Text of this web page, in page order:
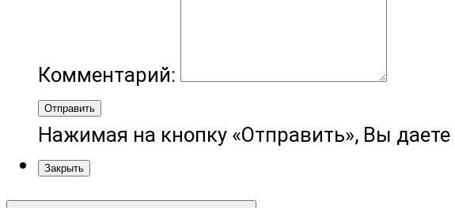
Комментарий:
Отправить
Нажимая на кнопку «Отправить», Вы даете
Закрыть